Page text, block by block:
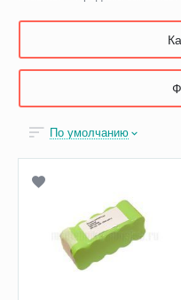
По умолчанию